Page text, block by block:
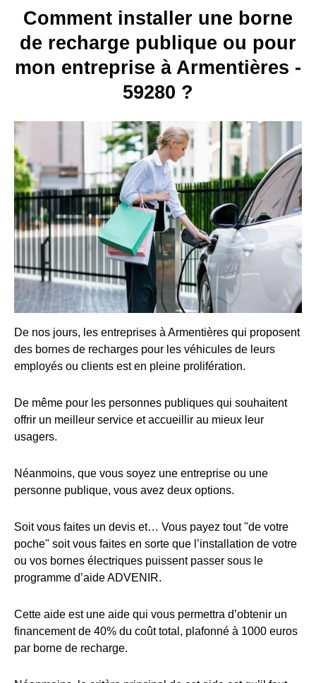
Comment installer une borne
de recharge publique ou pour
mon entreprise à Armentières -
59280 ?
De nos jours, les entreprises à Armentières qui proposent
des bornes de recharges pour les véhicules de leurs
employés ou clients est en pleine prolifération.
De même pour les personnes publiques qui souhaitent
offrir un meilleur service et accueillir au mieux leur
usagers.
Néanmoins, que vous soyez une entreprise ou une
personne publique, vous avez deux options.
Soit vous faites un devis et… Vous payez tout "de votre
poche" soit vous faites en sorte que l’installation de votre
ou vos bornes électriques puissent passer sous le
programme d’aide ADVENIR.
Cette aide est une aide qui vous permettra d’obtenir un
financement de 40% du coût total, plafonné à 1000 euros
par borne de recharge.